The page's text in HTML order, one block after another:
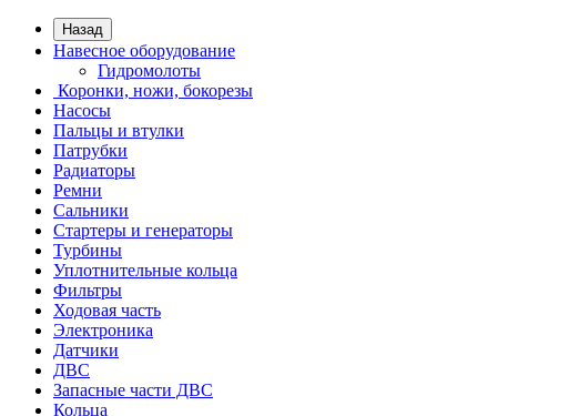
Назад
Навесное оборудование
Гидромолоты
Коронки, ножи, бокорезы
Насосы
Пальцы и втулки
Патрубки
Радиаторы
Ремни
Сальники
Стартеры и генераторы
Турбины
Уплотнительные кольца
Фильтры
Ходовая часть
Электроника
Датчики
ДВС
Запасные части ДВС
Кольца